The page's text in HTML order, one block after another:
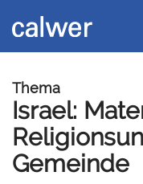
zur
Navigation
zum
Inhalt
Thema
Israel:
Gemeinde